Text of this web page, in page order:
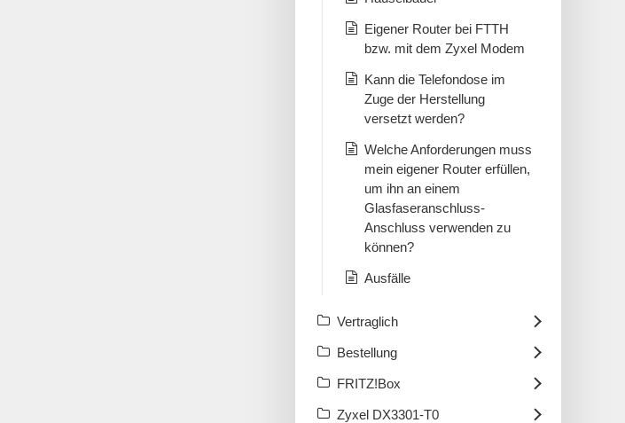
Eigener Router bei FTTH
bzw. mit dem Zyxel Modem
Kann die Telefondose im
Zuge der Herstellung
versetzt werden?
Welche Anforderungen muss
mein eigener Router erfüllen,
um ihn an einem
Glasfaseranschluss-
Anschluss verwenden zu
können?
Ausfälle
Vertraglich
Bestellung
FRITZ!Box
Zyxel DX3301-T0